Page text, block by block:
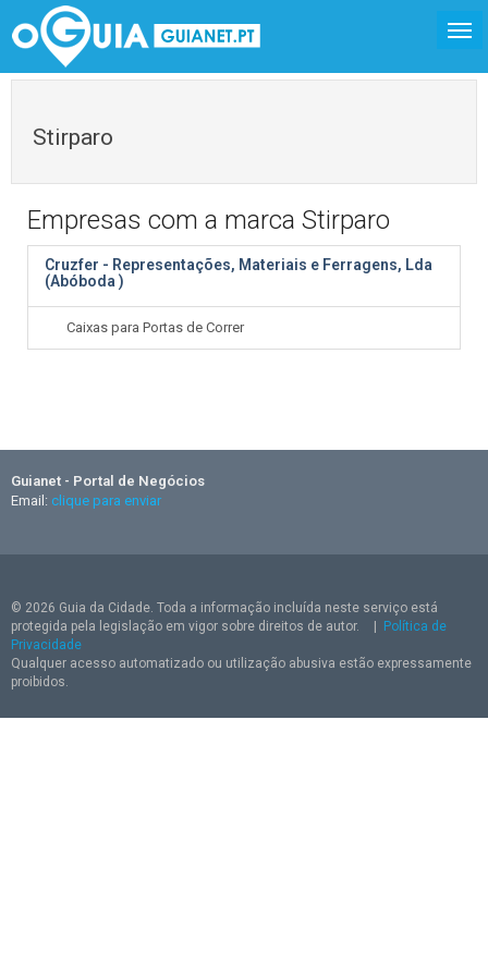
Stirparo
Empresas com a marca Stirparo
Cruzfer - Representações, Materiais e Ferragens, Lda
(Abóboda )
Caixas para Portas de Correr
Guianet - Portal de Negócios
Email: clique para enviar
© 2026 Guia da Cidade. Toda a informação incluída neste serviço está
protegida pela legislação em vigor sobre direitos de autor.
Política de
Privacidade
Qualquer acesso automatizado ou utilização abusiva estão expressamente
proibidos.